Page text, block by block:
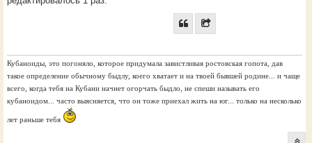
Кубаноиды, это погоняло, которое придумала завистливая ростовская гопота, дав
такое определение обычному быдлу, коего хватает и на твоей бывшей родине... и чаще
всего, когда тебя на Кубани начнет огорчать быдло, не спеши называть его
кубаноидом... часто выясняется, что он тоже приехал жить на юг... только на несколько
лет раньше тебя